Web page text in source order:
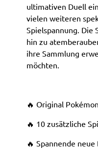
ultimativen Duell
vielen weiteren
Spielspannung. Die
hin zu
ihre Sammlung
möchten.
🔥 Original
🔥 10 zusätzliche
🔥 Spannende